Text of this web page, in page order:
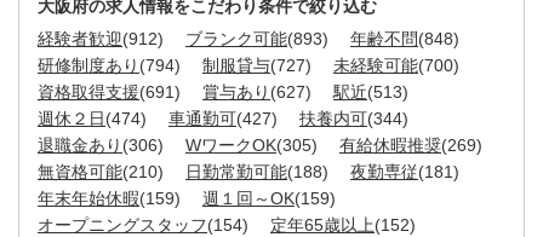
大阪府の求人情報をこだわり条件で絞り込む
経験者歓迎(912) ブランク可能(893) 年齢不問(848)
研修制度あり (794) 制服貸与(727) 未経験可能(700)
資格取得支援(691) 賞与あり (627) 駅近(513)
週休２日(474) 車通勤可(427) 扶養内可(344)
退職金あり (306) WワークOK(305) 有給休暇推奨(269)
無資格可能(210) 日勤常勤可能(188) 夜勤専従(181)
年末年始休暇(159) 週１回～OK(159)
オープニングスタッフ(154) 定年65歳以上(152)